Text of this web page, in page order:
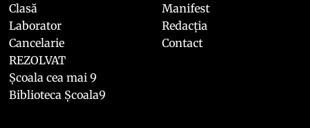
Clasă
Laborator
Cancelarie
REZOLVAT
Școala cea mai 9
Biblioteca Școala9
Manifest
Redacția
Contact